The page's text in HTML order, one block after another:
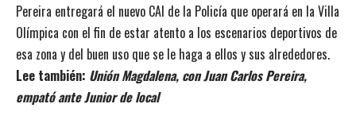
Pereira entregará el nuevo CAI de la Policía que operará en la Villa
Olímpica con el fin de estar atento a los escenarios deportivos de
esa zona y del buen uso que se le haga a ellos y sus alrededores.
Lee también: Unión Magdalena, con Juan Carlos Pereira,
empató ante Junior de local